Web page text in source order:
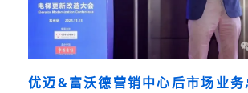
优迈&富沃德营销中心后市场业务